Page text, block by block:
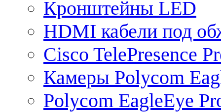
Кронштейны LED
HDMI кабели под
Cisco TelePresence
Камеры Polycom
Polycom EagleEye